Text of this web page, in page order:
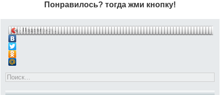
Понравилось? тогда жми кнопку!
Поделиться…